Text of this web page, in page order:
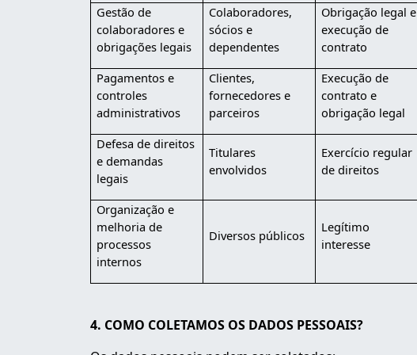
Gestão de
colaboradores e
obrigações legais
Colaboradores,
sócios e
dependentes
Obrigação legal e
execução de
contrato
Pagamentos e
controles
administrativos
Clientes,
fornecedores e
parceiros
Execução de
contrato e
obrigação legal
Defesa de direitos
e demandas
legais
Titulares
envolvidos
Exercício regular
de direitos
Organização e
melhoria de
processos
internos
Diversos públicos
Legítimo
interesse
4. COMO COLETAMOS OS DADOS PESSOAIS?